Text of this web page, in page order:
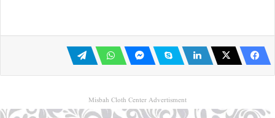
Misbah Cloth Center Advertisment